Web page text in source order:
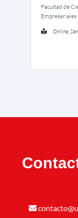
Facultad de
Empresariales
Online,